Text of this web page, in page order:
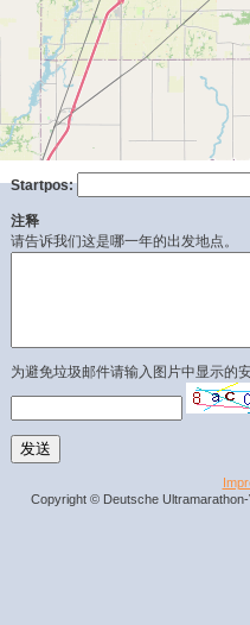
Startpos:
注释
请告诉我们这是哪一年的出发地点。
为避免垃圾邮件请输入图片中显示的
Copyright © Deutsche